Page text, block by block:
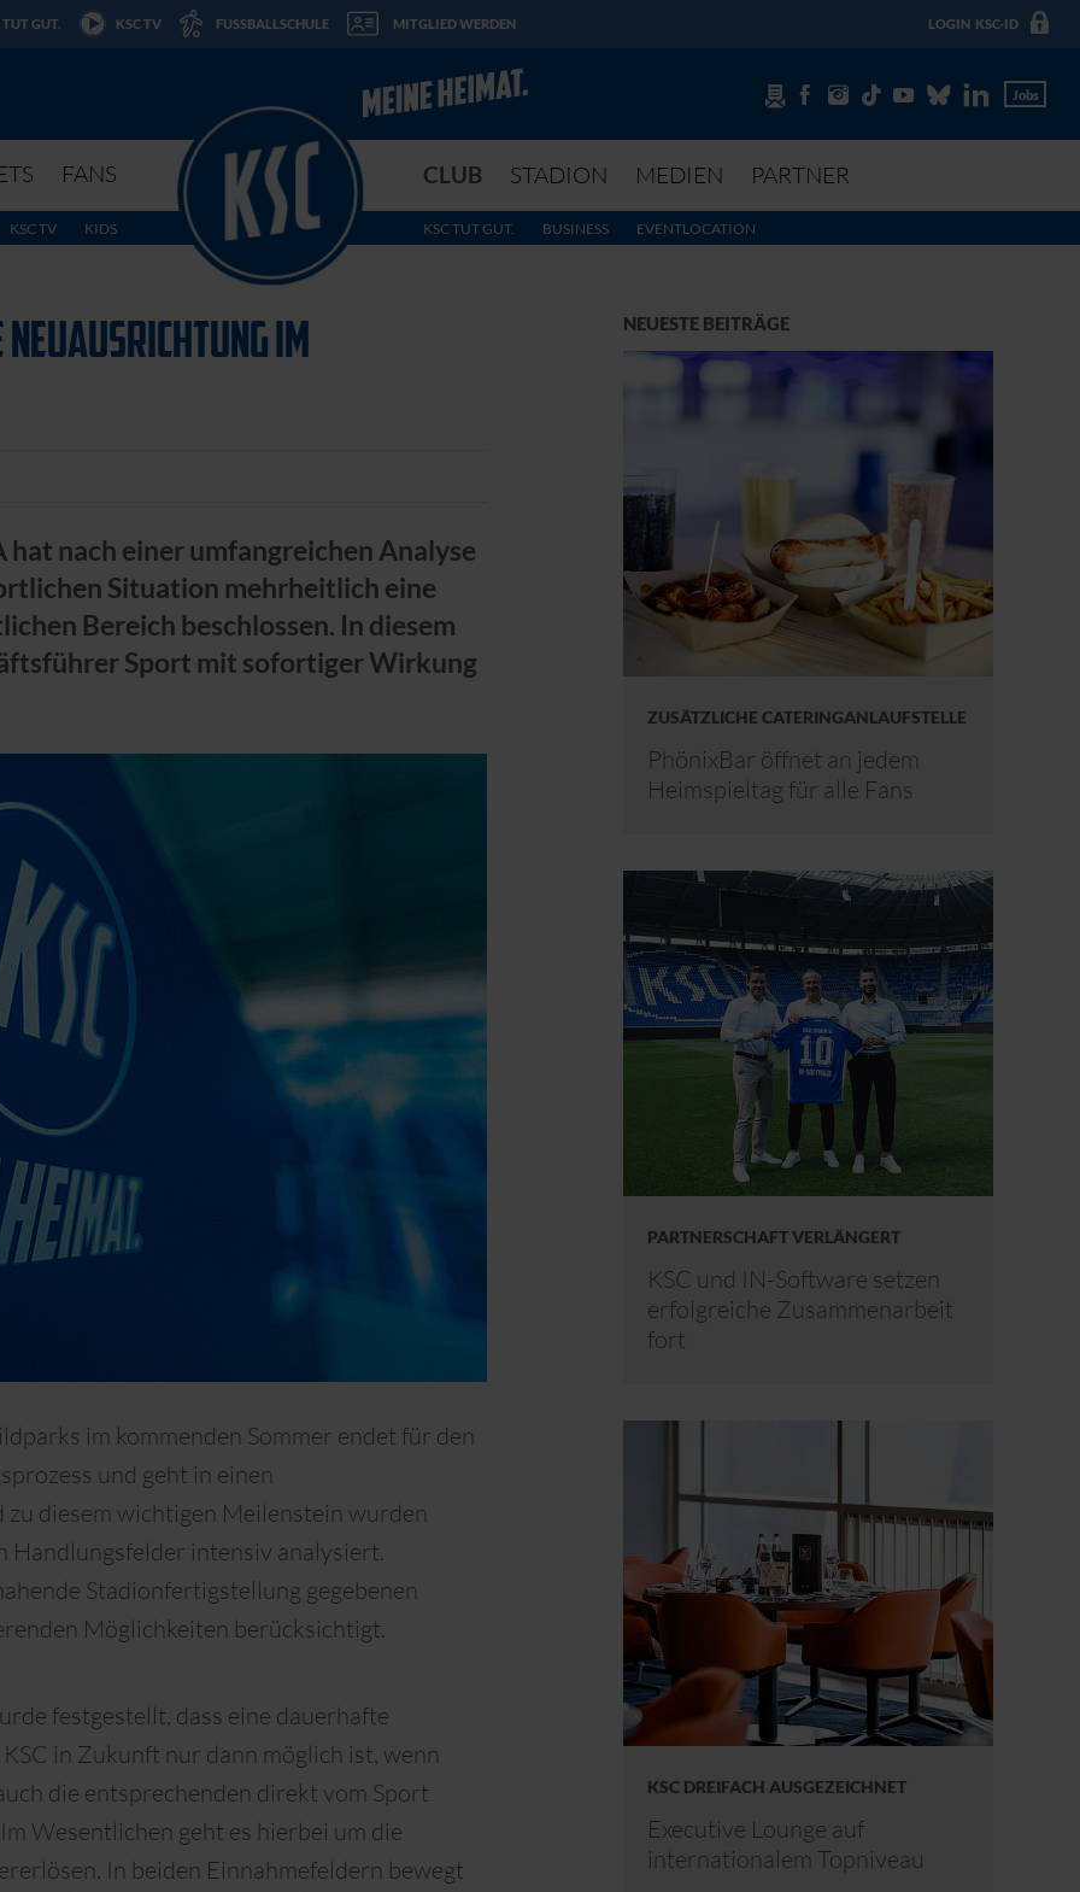
TUT GUT. KSC TV FUSSBALLSCHULE MITGLIED WERDEN LOGIN KSC-ID
Jobs
FANS CLUB STADION MEDIEN PARTNER
KSC TV KIDS KSC TUT GUT. BUSINESS EVENTLOCATION
IM S
hat nach einer umfangreichen Analyse
Situation mehrheitlich eine
Bereich beschlossen. In diesem
Sport mit sofortiger Wirkung
im kommenden Sommer endet für den
und geht in einen
diesem wichtigen Meilenstein wurden
Handlungsfelder intensiv analysiert.
Stadionfertigstellung gegebenen
Möglichkeiten berücksichtigt.
festgestellt, dass eine dauerhafte
in Zukunft nur dann möglich ist, wenn
die entsprechenden direkt vom Sport
Wesentlichen geht es hierbei um die
In beiden Einnahmefeldern bewegt
NEUESTE BEITRÄGE
ZUSÄTZLICHE CATERINGANLAUFSTELLE
PhönixBar öffnet an jedem
Heimspieltag für alle Fans
PARTNERSCHAFT VERLÄNGERT
KSC und IN-Software setzen
erfolgreiche Zusammenarbeit
fort
KSC DREIFACH AUSGEZEICHNET
Executive Lounge auf
internationalem Topniveau